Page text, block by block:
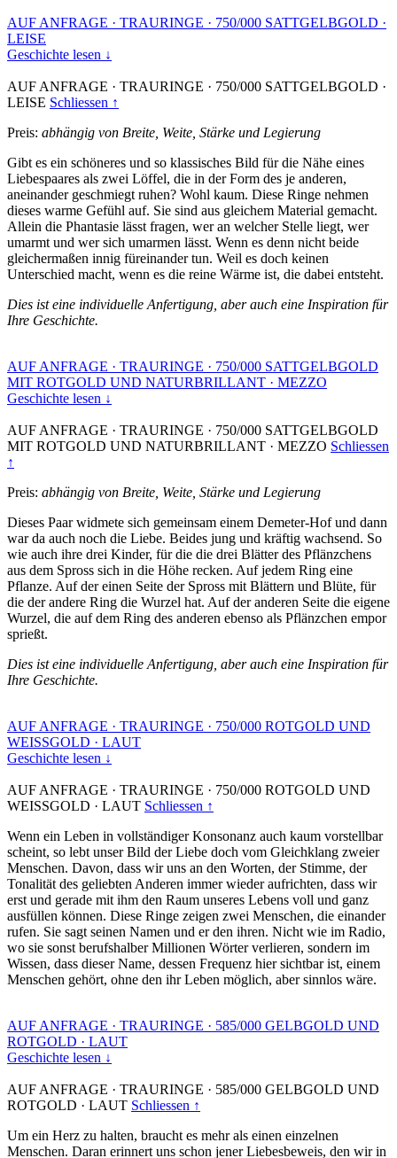
AUF ANFRAGE · TRAURINGE · 750/000 SATTGELBGOLD ·
LEISE
Geschichte lesen ↓
AUF ANFRAGE · TRAURINGE · 750/000 SATTGELBGOLD ·
LEISE Schliessen ↑
Preis: abhängig von Breite, Weite, Stärke und Legierung
Gibt es ein schöneres und so klassisches Bild für die Nähe eines
Liebespaares als zwei Löffel, die in der Form des je anderen,
aneinander geschmiegt ruhen? Wohl kaum. Diese Ringe nehmen
dieses warme Gefühl auf. Sie sind aus gleichem Material gemacht.
Allein die Phantasie lässt fragen, wer an welcher Stelle liegt, wer
umarmt und wer sich umarmen lässt. Wenn es denn nicht beide
gleichermaßen innig füreinander tun. Weil es doch keinen
Unterschied macht, wenn es die reine Wärme ist, die dabei entsteht.
Dies ist eine individuelle Anfertigung, aber auch eine Inspiration für
Ihre Geschichte.
AUF ANFRAGE · TRAURINGE · 750/000 SATTGELBGOLD
MIT ROTGOLD UND NATURBRILLANT · MEZZO
Geschichte lesen ↓
AUF ANFRAGE · TRAURINGE · 750/000 SATTGELBGOLD
MIT ROTGOLD UND NATURBRILLANT · MEZZO Schliessen
↑
Preis: abhängig von Breite, Weite, Stärke und Legierung
Dieses Paar widmete sich gemeinsam einem Demeter-Hof und dann
war da auch noch die Liebe. Beides jung und kräftig wachsend. So
wie auch ihre drei Kinder, für die die drei Blätter des Pflänzchens
aus dem Spross sich in die Höhe recken. Auf jedem Ring eine
Pflanze. Auf der einen Seite der Spross mit Blättern und Blüte, für
die der andere Ring die Wurzel hat. Auf der anderen Seite die eigene
Wurzel, die auf dem Ring des anderen ebenso als Pflänzchen empor
sprießt.
Dies ist eine individuelle Anfertigung, aber auch eine Inspiration für
Ihre Geschichte.
AUF ANFRAGE · TRAURINGE · 750/000 ROTGOLD UND
WEISSGOLD · LAUT
Geschichte lesen ↓
AUF ANFRAGE · TRAURINGE · 750/000 ROTGOLD UND
WEISSGOLD · LAUT Schliessen ↑
Wenn ein Leben in vollständiger Konsonanz auch kaum vorstellbar
scheint, so lebt unser Bild der Liebe doch vom Gleichklang zweier
Menschen. Davon, dass wir uns an den Worten, der Stimme, der
Tonalität des geliebten Anderen immer wieder aufrichten, dass wir
erst und gerade mit ihm den Raum unseres Lebens voll und ganz
ausfüllen können. Diese Ringe zeigen zwei Menschen, die einander
rufen. Sie sagt seinen Namen und er den ihren. Nicht wie im Radio,
wo sie sonst berufshalber Millionen Wörter verlieren, sondern im
Wissen, dass dieser Name, dessen Frequenz hier sichtbar ist, einem
Menschen gehört, ohne den ihr Leben möglich, aber sinnlos wäre.
AUF ANFRAGE · TRAURINGE · 585/000 GELBGOLD UND
ROTGOLD · LAUT
Geschichte lesen ↓
AUF ANFRAGE · TRAURINGE · 585/000 GELBGOLD UND
ROTGOLD · LAUT Schliessen ↑
Um ein Herz zu halten, braucht es mehr als einen einzelnen
Menschen. Daran erinnert uns schon jener Liebesbeweis, den wir in